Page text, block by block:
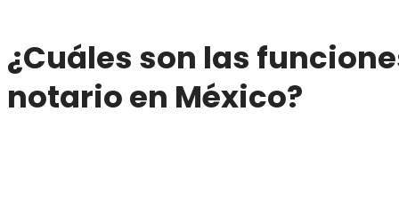
¿Cuáles son las
notario en México?